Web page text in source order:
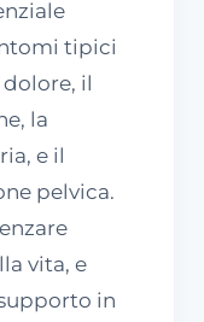
tipici
il
la
e il
pelvica.
vita, e
in